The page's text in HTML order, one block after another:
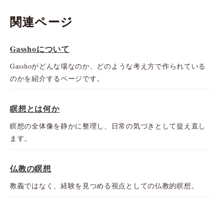
関連ページ
Gasshoについて
Gasshoがどんな場なのか、どのような考え方で作られている
のかを紹介するページです。
瞑想とは何か
瞑想の全体像を静かに整理し、日常の気づきとして捉え直し
ます。
仏教の瞑想
教義ではなく、経験を見つめる視点としての仏教的瞑想。